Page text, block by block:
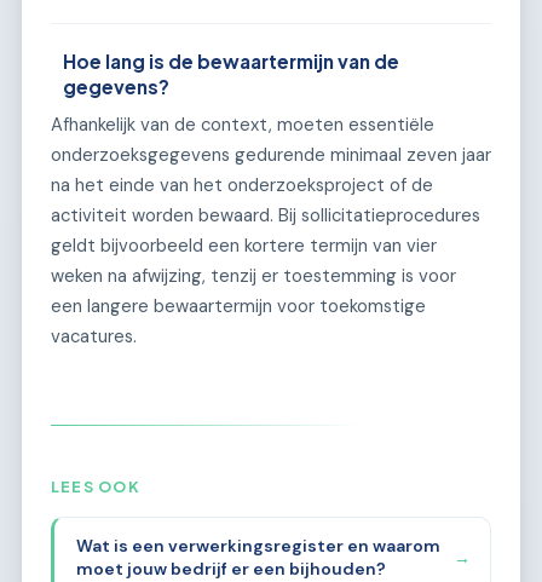
Hoe lang is de bewaartermijn van de
gegevens?
Afhankelijk van de context, moeten essentiële
onderzoeksgegevens gedurende minimaal zeven jaar
na het einde van het onderzoeksproject of de
activiteit worden bewaard. Bij sollicitatieprocedures
geldt bijvoorbeeld een kortere termijn van vier
weken na afwijzing, tenzij er toestemming is voor
een langere bewaartermijn voor toekomstige
vacatures.
LEES OOK
Wat is een verwerkingsregister en waarom
moet jouw bedrijf er een bijhouden?
→